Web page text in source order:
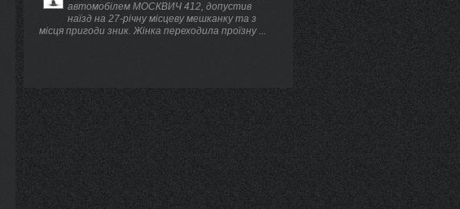
автомобілем МОСКВИЧ 412, допустив
наїзд на 27-річну місцеву мешканку та з
місця пригоди зник. Жінка переходила проїзну ...